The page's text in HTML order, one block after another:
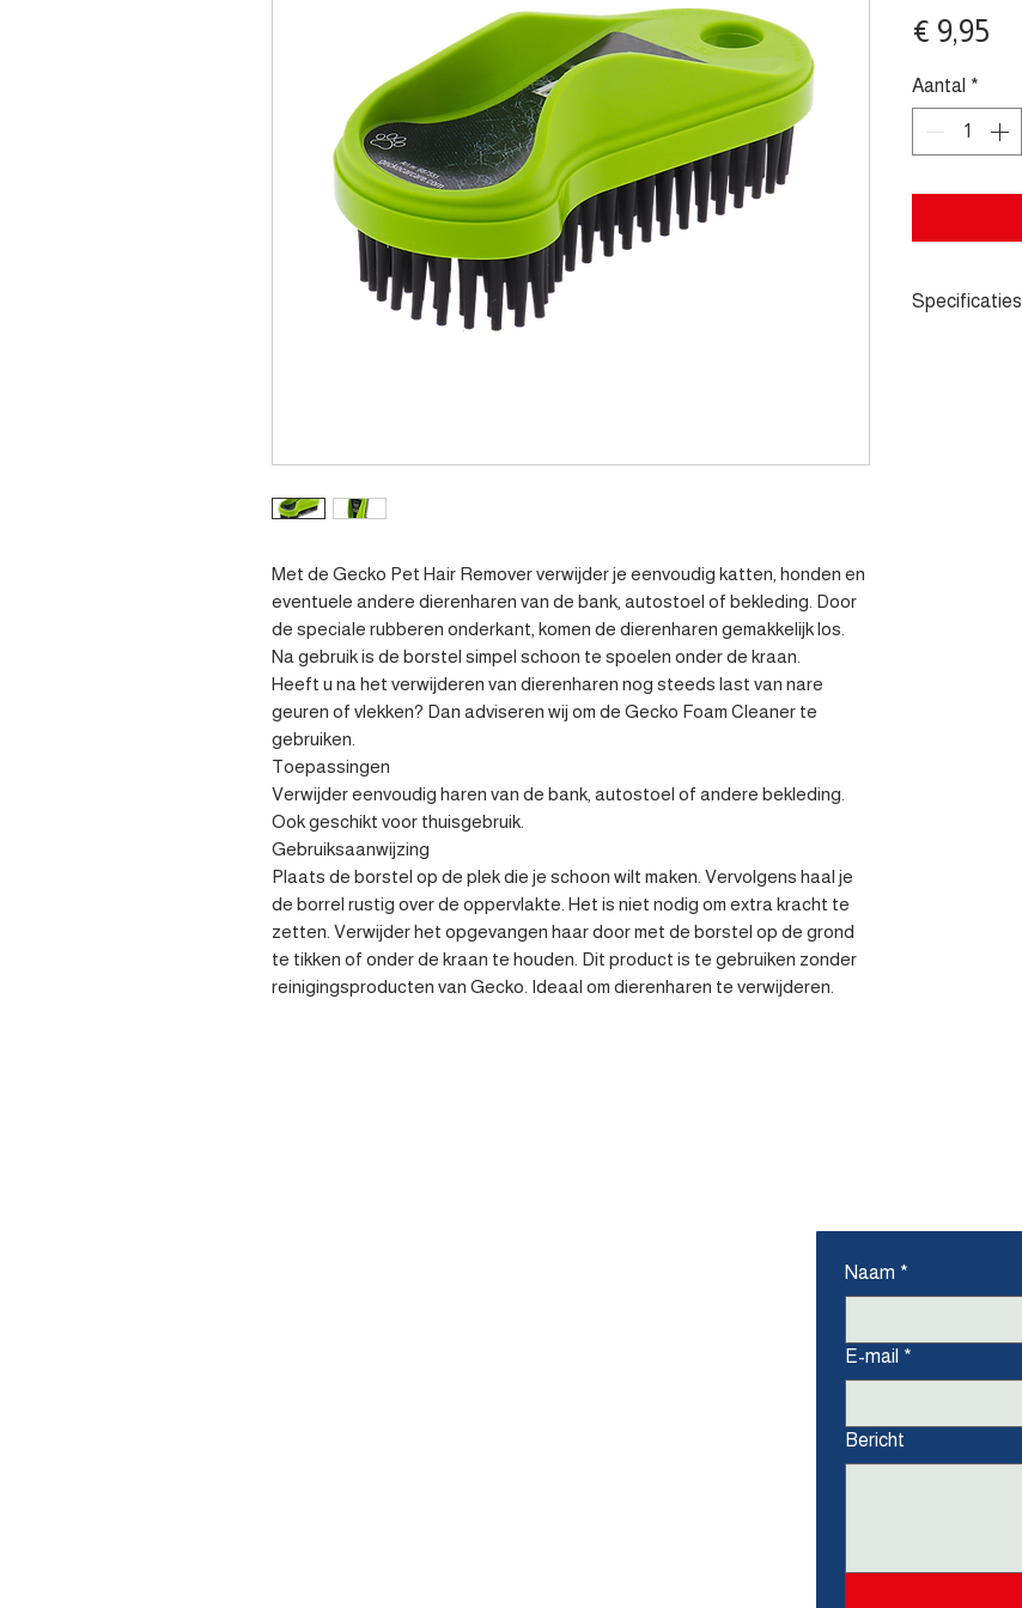
Met de Gecko Pet Hair Remover verwijder je eenvoudig katten, honden en
eventuele andere dierenharen van de bank, autostoel of bekleding. Door
de speciale rubberen onderkant, komen de dierenharen gemakkelijk los.
Na gebruik is de borstel simpel schoon te spoelen onder de kraan.
Heeft u na het verwijderen van dierenharen nog steeds last van nare
geuren of vlekken? Dan adviseren wij om de Gecko Foam Cleaner te
gebruiken.
Toepassingen
Verwijder eenvoudig haren van de bank, autostoel of andere bekleding.
Ook geschikt voor thuisgebruik.
Gebruiksaanwijzing
Plaats de borstel op de plek die je schoon wilt maken. Vervolgens haal je
de borrel rustig over de oppervlakte. Het is niet nodig om extra kracht te
zetten. Verwijder het opgevangen haar door met de borstel op de grond
te tikken of onder de kraan te houden. Dit product is te gebruiken zonder
reinigingsproducten van Gecko. Ideaal om dierenharen te verwijderen.
€ 9,95
Aantal *
Specificaties
Naam *
E-mail *
Bericht